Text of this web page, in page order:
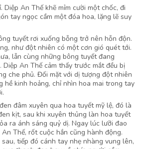
Diệp An Thế khẽ mỉm cười một chốc, đi
tay ngọc cầm một đóa hoa, lặng lẽ suy
tuyết rơi xuống bỗng trở nên hỗn độn.
như đột nhiên có một cơn gió quét tới.
lẫn cùng những bông tuyết đang
An Thế cảm thấy trước mắt đều bị
che phủ. Đối mặt với dị tượng đột nhiên
hề kinh hoảng, chỉ nhìn hoa mai trong tay
đâm xuyên qua hoa tuyết mỹ lệ, đó là
kịt, sau khi xuyên thủng làn hoa tuyết
ra ánh sáng quỷ dị. Ngay lúc lưỡi đao
Thế, rốt cuộc hắn cũng hành động.
tiếp đó cánh tay nhẹ nhàng vung lên,